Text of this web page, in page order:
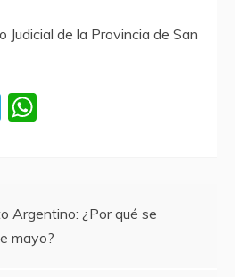
Judicial de la Provincia de San
T
a
m
A
p
Argentino: ¿Por qué se
mayo?